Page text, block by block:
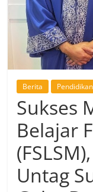
Berita Pendidikan
Sukses
Belajar
Untag